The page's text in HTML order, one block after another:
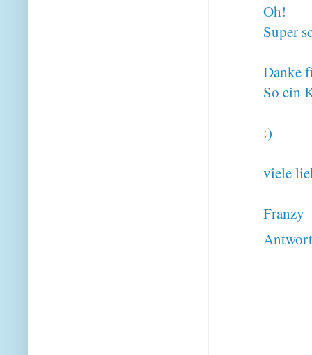
Oh!
Super
Danke
So ein
:)
viele
Franzy